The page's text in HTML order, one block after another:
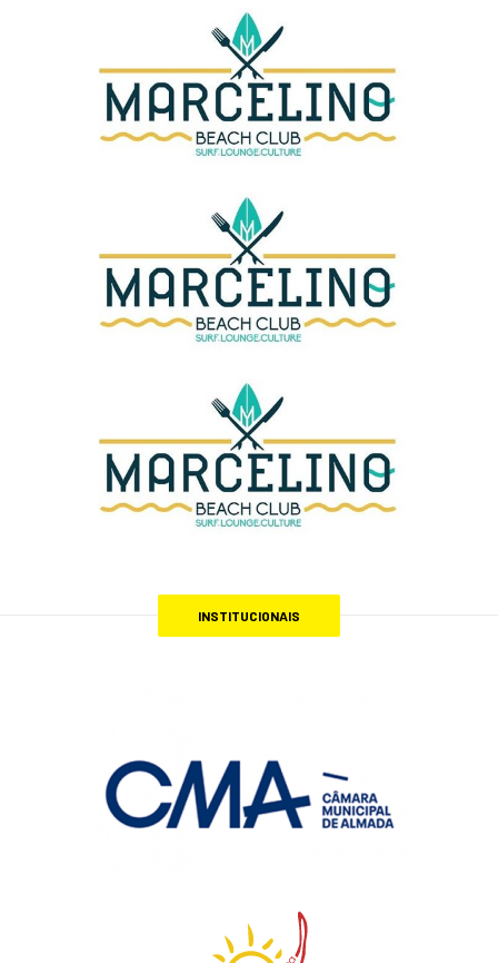
INSTITUCIONAIS